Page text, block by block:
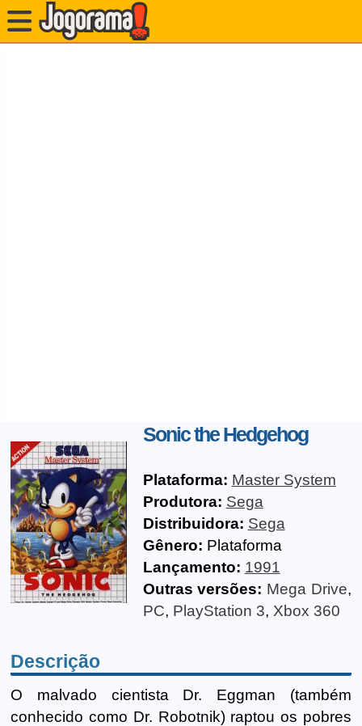
Sonic the Hedgehog
Plataforma: Master System
Produtora: Sega
Distribuidora: Sega
Gênero: Plataforma
Lançamento: 1991
Outras versões: Mega Drive,
PC, PlayStation 3, Xbox 360
Descrição
O malvado cientista Dr. Eggman (também
conhecido como Dr. Robotnik) raptou os pobres